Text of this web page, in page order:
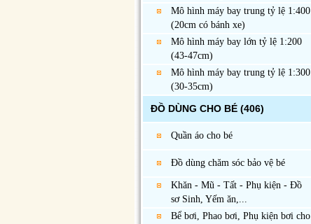
Mô hình máy bay trung tỷ lệ 1:400
(20cm có bánh xe)
Mô hình máy bay lớn tỷ lệ 1:200
(43-47cm)
Mô hình máy bay trung tỷ lệ 1:300
(30-35cm)
ĐỒ DÙNG CHO BÉ (406)
Quần áo cho bé
Đồ dùng chăm sóc bảo vệ bé
Khăn - Mũ - Tất - Phụ kiện - Đồ
sơ Sinh, Yếm ăn,...
Bể bơi, Phao bơi, Phụ kiện bơi cho